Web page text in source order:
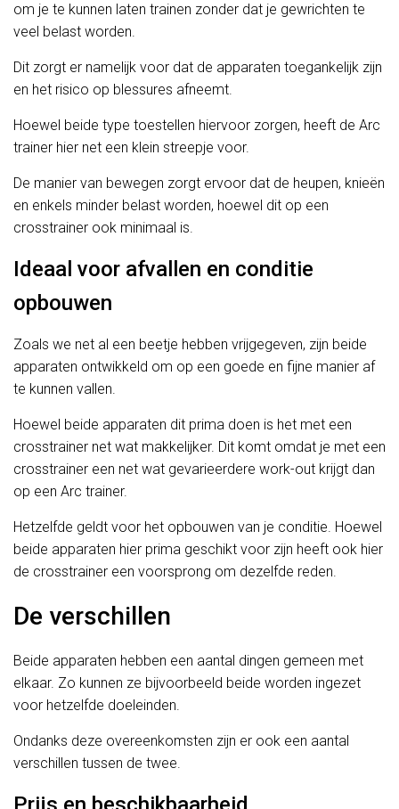
om je te kunnen laten trainen zonder dat je gewrichten te
veel belast worden.
Dit zorgt er namelijk voor dat de apparaten toegankelijk zijn
en het risico op blessures afneemt.
Hoewel beide type toestellen hiervoor zorgen, heeft de Arc
trainer hier net een klein streepje voor.
De manier van bewegen zorgt ervoor dat de heupen, knieën
en enkels minder belast worden, hoewel dit op een
crosstrainer ook minimaal is.
Ideaal voor afvallen en conditie
opbouwen
Zoals we net al een beetje hebben vrijgegeven, zijn beide
apparaten ontwikkeld om op een goede en fijne manier af
te kunnen vallen.
Hoewel beide apparaten dit prima doen is het met een
crosstrainer net wat makkelijker. Dit komt omdat je met een
crosstrainer een net wat gevarieerdere work-out krijgt dan
op een Arc trainer.
Hetzelfde geldt voor het opbouwen van je conditie. Hoewel
beide apparaten hier prima geschikt voor zijn heeft ook hier
de crosstrainer een voorsprong om dezelfde reden.
De verschillen
Beide apparaten hebben een aantal dingen gemeen met
elkaar. Zo kunnen ze bijvoorbeeld beide worden ingezet
voor hetzelfde doeleinden.
Ondanks deze overeenkomsten zijn er ook een aantal
verschillen tussen de twee.